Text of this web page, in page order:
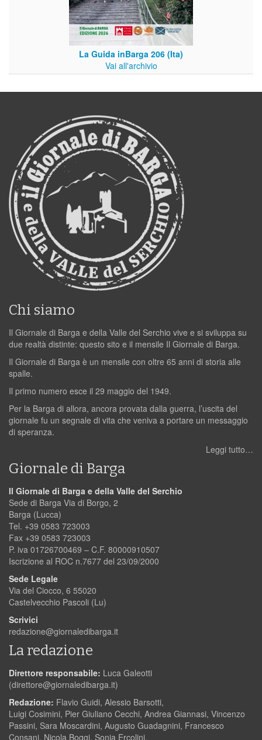
La Guida inBarga 206 (Ita)
Vai all'archivio
Chi siamo
Il Giornale di Barga e della Valle del Serchio vive e si sviluppa su
due realtà distinte: questo sito e il mensile Il Giornale di Barga.
Il Giornale di Barga è un mensile con oltre 65 anni di storia alle
spalle.
Il primo numero esce il 29 maggio del 1949.
Per la Barga di allora, ancora provata dalla guerra, l’uscita del
giornale fu un segnale di vita che veniva a portare un messaggio
di speranza.
Leggi tutto…
Giornale di Barga
Il Giornale di Barga e della Valle del Serchio
Sede di Barga Via di Borgo, 2
Barga (Lucca)
Tel. +39 0583 723003
Fax +39 0583 723003
P. iva 01726700469 – C.F. 80000910507
Iscrizione al ROC n.7677 del 23/09/2000
Sede Legale
Via del Ciocco, 6 55020
Castelvecchio Pascoli (Lu)
Scrivici
redazione@giornaledibarga.it
La redazione
Direttore responsabile: Luca Galeotti
(direttore@giornaledibarga.it)
Redazione: Flavio Guidi, Alessio Barsotti,
Luigi Cosimini, Pier Giuliano Cecchi, Andrea Giannasi, Vincenzo
Passini, Sara Moscardini, Augusto Guadagnini, Francesco
Consani, Nicola Boggi, Sonia Ercolini.